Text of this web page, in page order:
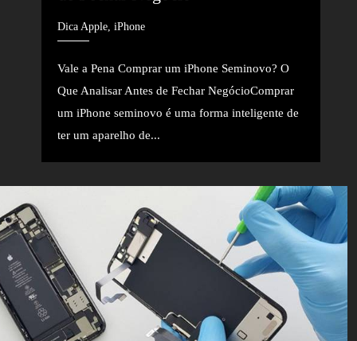
Dica Apple, iPhone
Vale a Pena Comprar um iPhone Seminovo? O
Que Analisar Antes de Fechar NegócioComprar
um iPhone seminovo é uma forma inteligente de
ter um aparelho de...